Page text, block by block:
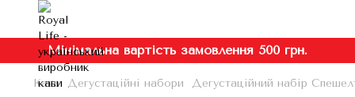
Мінімальна вартість замовлення 500 грн.
Кава Дегустаційні набори Дегустаційний набір